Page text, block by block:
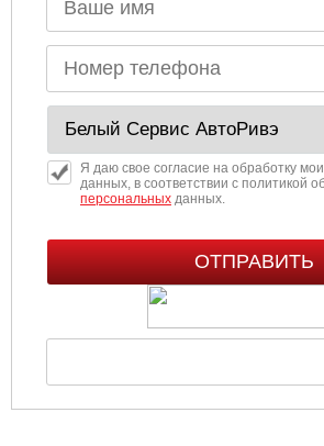
Я даю свое согласие на обработку
данных, в соответствии с политикой
персональныхданных.